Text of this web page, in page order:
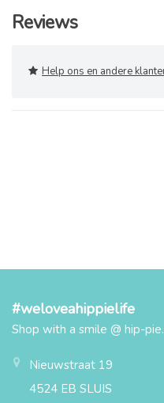
Reviews
Help ons en andere
#weloveahippielife
Shop with a smile @ hip-
Nieuwstraat 19
4524 EB SLUIS